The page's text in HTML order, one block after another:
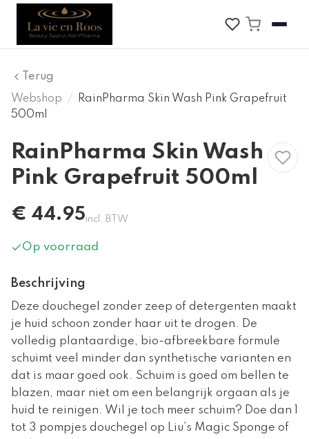
Terug
Webshop
/
RainPharma Skin Wash Pink Grapefruit
500ml
RainPharma Skin Wash
Pink Grapefruit 500ml
€ 44.95incl. BTW
Op voorraad
Beschrijving
Deze douchegel zonder zeep of detergenten maakt
je huid schoon zonder haar uit te drogen. De
volledig plantaardige, bio-afbreekbare formule
schuimt veel minder dan synthetische varianten en
dat is maar goed ook. Schuim is goed om bellen te
blazen, maar niet om een belangrijk orgaan als je
huid te reinigen. Wil je toch meer schuim? Doe dan 1
tot 3 pompjes douchegel op Liu’s Magic Sponge of